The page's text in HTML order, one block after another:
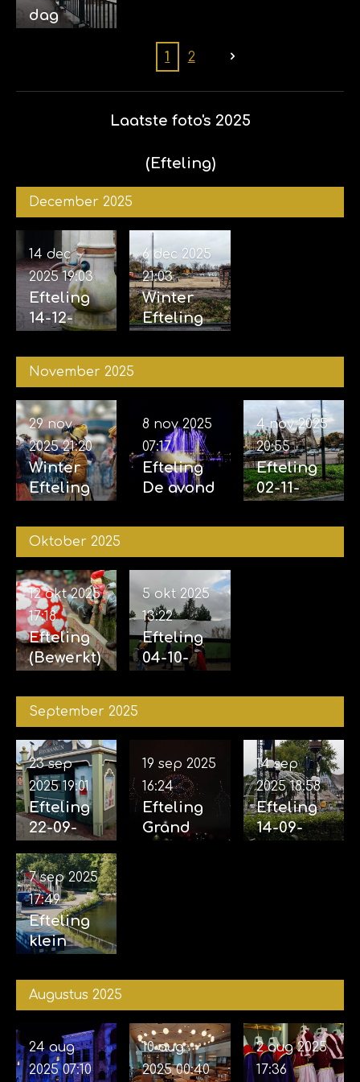
dag
2026
1 2
Laatste foto's 2025
(Efteling)
December 2025
Efteling
14-12-
14 dec
2025 19:03
Winter
Efteling
2025
6 dec 2025
21:03
November 2025
Winter
Efteling
2025
29 nov
2025 21:20
Efteling
De avond
vijf
07-11-2025
8 nov 2025
07:17
Efteling
02-11-
04-11-
4 nov 2025
20:55
Oktober 2025
Efteling
(Bewerkt)
2025
12 okt 2025
17:18
Efteling
04-10-
5 okt 2025
13:22
September 2025
Efteling
22-09-
(incl.
Aankondi
ging
familiem
usical
vertelt...
Joris en
de Draak)
23 sep
2025 19:01
Efteling
Grand
19 sep 2025
16:24
Efteling
14-09-
14 sep
2025 18:58
Efteling
klein
09-2025
7 sep 2025
17:49
Augustus 2025
24 aug
2025 07:10
10 aug
2025 00:40
2 aug 2025
17:36